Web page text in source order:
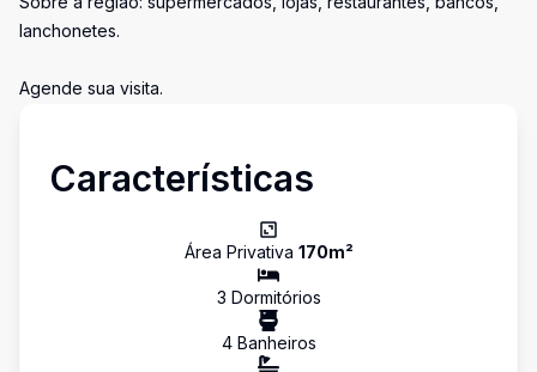
lanchonetes.
Agende sua visita.
Características
Área Privativa 170m²
3 Dormitórios
4Banheiros